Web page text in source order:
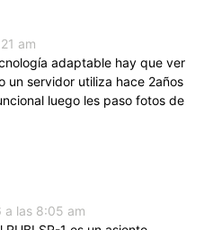
am
adaptable hay que ver
un servidor utiliza hace 2años
luego les paso fotos de
las 8:05 am